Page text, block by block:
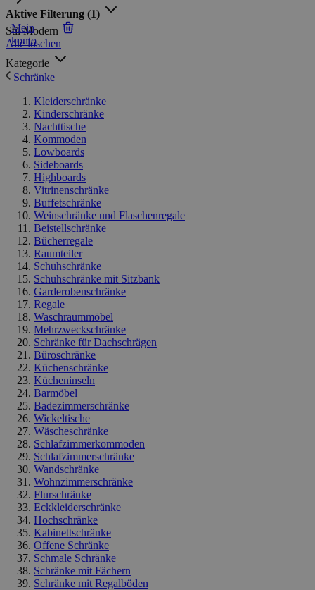
Mein
konto
Aktive Filterung (1)
Stil Modern
Alle löschen
Kategorie
Schränke
Kleiderschränke
Kinderschränke
Nachttische
Kommoden
Lowboards
Sideboards
Highboards
Vitrinenschränke
Buffetschränke
Weinschränke und Flaschenregale
Beistellschränke
Bücherregale
Raumteiler
Schuhschränke
Schuhschränke mit Sitzbank
Garderobenschränke
Regale
Waschraummöbel
Mehrzweckschränke
Schränke für Dachschrägen
Büroschränke
Küchenschränke
Kücheninseln
Barmöbel
Badezimmerschränke
Wickeltische
Wäscheschränke
Schlafzimmerkommoden
Schlafzimmerschränke
Wandschränke
Wohnzimmerschränke
Flurschränke
Eckkleiderschränke
Hochschränke
Kabinettschränke
Offene Schränke
Schmale Schränke
Schränke mit Fächern
Schränke mit Regalböden